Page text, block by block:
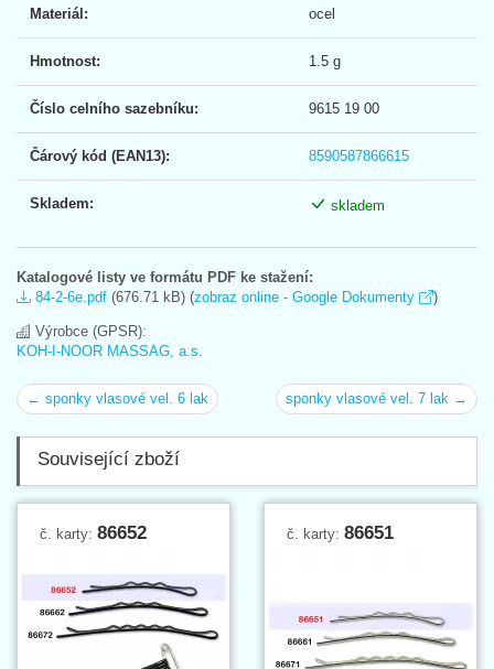
Materiál: ocel
Hmotnost: 1.5 g
Číslo celního sazebníku: 9615 19 00
Čárový kód (EAN13): 8590587866615
Skladem: skladem
Katalogové listy ve formátu PDF ke stažení:
84-2-6e.pdf (676.71 kB) (zobraz online - Google Dokumenty )
Výrobce (GPSR):
KOH-I-NOOR MASSAG, a.s.
← sponky vlasové vel. 6 lak sponky vlasové vel. 7 lak →
Související zboží
č. karty: 86652 č. karty: 86651